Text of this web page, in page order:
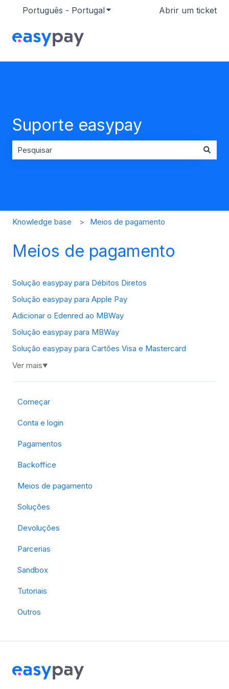
Português - PortugalMostrar submenu para
Abrir um ticket
Suporte easypay
Knowledge base Meios de pagamento
Meios de pagamento
Solução easypay para Débitos Diretos
Solução easypay para Apple Pay
Adicionar o Edenred ao MBWay
Solução easypay para MBWay
Solução easypay para Cartões Visa e Mastercard
Ver mais▼
Começar
Conta e login
Pagamentos
Backoffice
Meios de pagamento
Soluções
Devoluções
Parcerias
Sandbox
Tutoriais
Outros